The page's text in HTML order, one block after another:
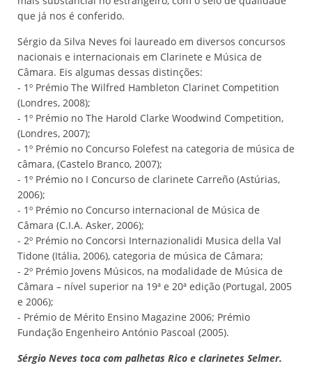
que já nos é conferido.
Sérgio da Silva Neves foi laureado em diversos concursos
nacionais e internacionais em Clarinete e Música de
Câmara. Eis algumas dessas distinções:
- 1º Prémio The Wilfred Hambleton Clarinet Competition
(Londres, 2008);
- 1º Prémio no The Harold Clarke Woodwind Competition,
(Londres, 2007);
- 1º Prémio no Concurso Folefest na categoria de música de
câmara, (Castelo Branco, 2007);
- 1º Prémio no I Concurso de clarinete Carreño (Astúrias,
2006);
- 1º Prémio no Concurso internacional de Música de
Câmara (C.I.A. Asker, 2006);
- 2º Prémio no Concorsi Internazionalidi Musica della Val
Tidone (Itália, 2006), categoria de música de Câmara;
- 2º Prémio Jovens Músicos, na modalidade de Música de
Câmara – nível superior na 19ª e 20ª edição (Portugal, 2005
e 2006);
- Prémio de Mérito Ensino Magazine 2006; Prémio
Fundação Engenheiro António Pascoal (2005).
Sérgio Neves toca com palhetas Rico e clarinetes Selmer.